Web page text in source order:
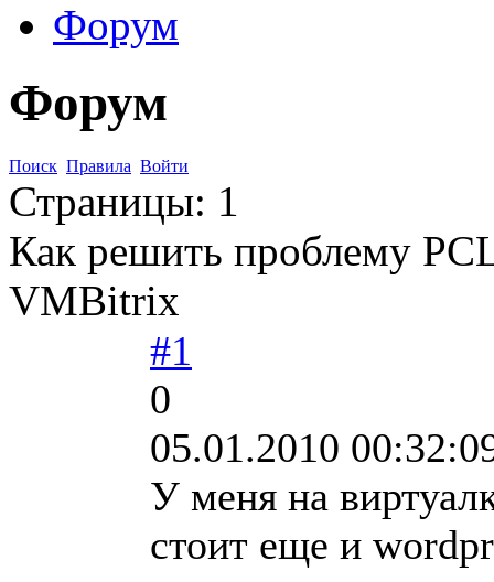
Форум
Форум
Поиск Правила Войти
Страницы: 1
Как решить проблему
VMBitrix
#1
0
05.01.2010
У меня на
стоит еще и